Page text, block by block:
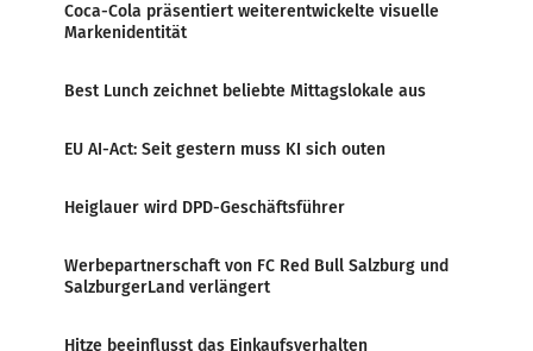
Coca-Cola präsentiert weiterentwickelte visuelle
Markenidentität
Best Lunch zeichnet beliebte Mittagslokale aus
EU AI-Act: Seit gestern muss KI sich outen
Heiglauer wird DPD-Geschäftsführer
Werbepartnerschaft von FC Red Bull Salzburg und
SalzburgerLand verlängert
Hitze beeinflusst das Einkaufsverhalten